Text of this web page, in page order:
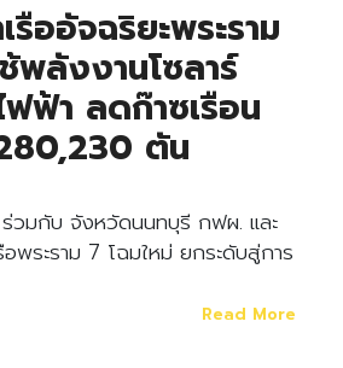
รืออัจฉริยะพระราม
พลังงานโซลาร์
ฟ้า ลดก๊าซเรือน
ตัน
วมกับ จังหวัดนนทบุรี กฟผ. และ
อพระราม 7 โฉมใหม่ ยกระดับสู่การ
Read More